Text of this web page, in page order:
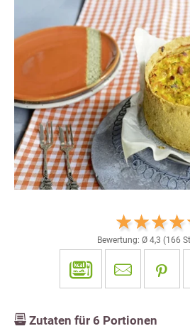
Bewertung: Ø 4,3 (166
Zutaten für 6 Portionen